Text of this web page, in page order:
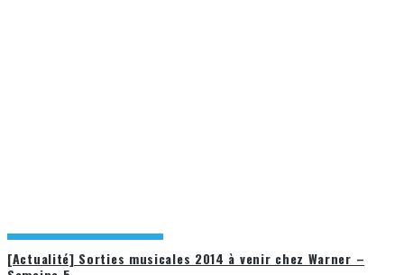
[Actualité] Sorties musicales 2014 à venir chez Warner –